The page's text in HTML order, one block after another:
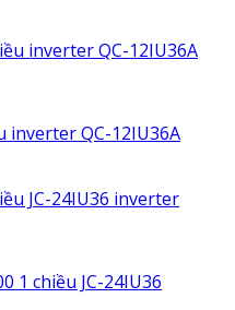
inverter QC-12IU36A
1 chiều JC-24IU36